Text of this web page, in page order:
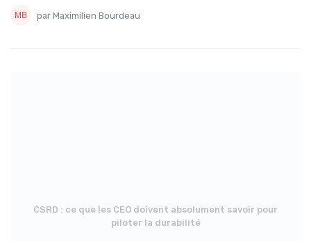
par Maximilien Bourdeau
CSRD : ce que les CEO doivent absolument savoir pour
piloter la durabilité